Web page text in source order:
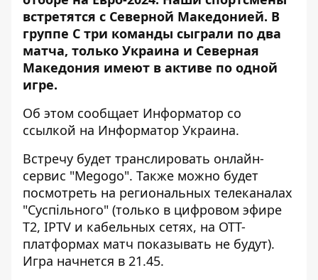
встретятся с Северной Македонией. В
группе С три команды сыграли по два
матча, только Украина и Северная
Македония имеют в активе по одной
игре.
Об этом сообщает Информатор со
ссылкой на Информатор Украина.
Встречу будет транслировать онлайн-
сервис "Megogo". Также можно будет
посмотреть на региональных телеканалах
"Суспільного" (только в цифровом эфире
T2, IPTV и кабельных сетях, на ОТТ-
платформах матч показывать не будут).
Игра начнется в 21.45.